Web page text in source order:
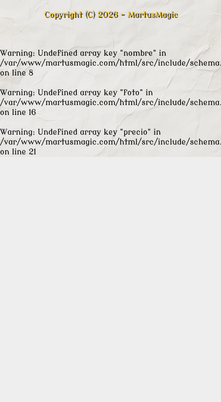
Copyright (C) 2026 - MartusMagic
Warning: Undefined array key "nombre" in
/var/www/martusmagic.com/html/src/include/
on line 8
Warning: Undefined array key "foto" in
/var/www/martusmagic.com/html/src/include/
on line 16
Warning: Undefined array key "precio" in
/var/www/martusmagic.com/html/src/include/
on line 21